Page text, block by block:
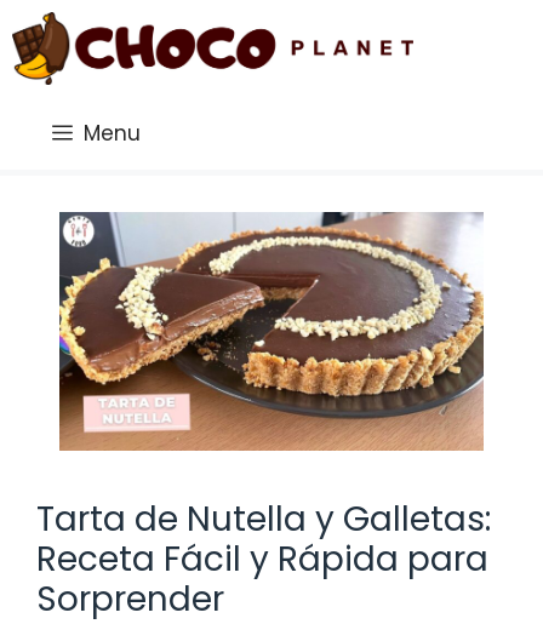
Saltar
al
contenido
Menu
Tarta de Nutella y Galletas:
Receta Fácil y Rápida para
Sorprender